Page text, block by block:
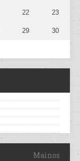
22 23
29 30
Mainos